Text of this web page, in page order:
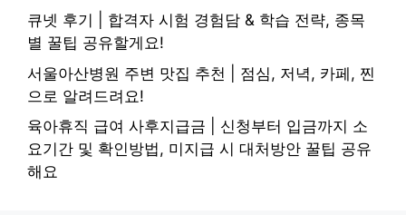
큐넷 후기 | 합격자 시험 경험담 & 학습 전략, 종목
별 꿀팁 공유할게요!
서울아산병원 주변 맛집 추천 | 점심, 저녁, 카페, 찐
으로 알려드려요!
육아휴직 급여 사후지급금 | 신청부터 입금까지 소
요기간 및 확인방법, 미지급 시 대처방안 꿀팁 공유
해요